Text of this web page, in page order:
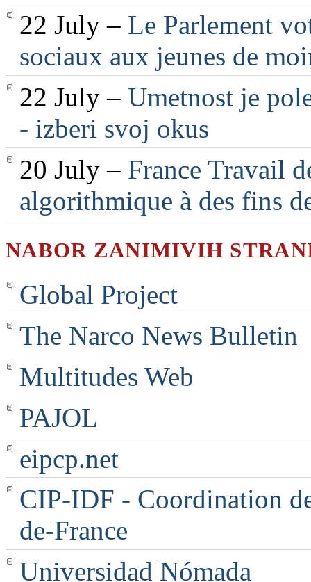
22 July – Le Parlement
sociaux aux jeunes de
22 July – Umetnost je
- izberi svoj okus
20 July – France Travail
algorithmique à des fins
NABOR ZANIMIVIH
Global Project
The Narco News Bulletin
Multitudes Web
PAJOL
eipcp.net
CIP-IDF - Coordination
de-France
Universidad Nómada